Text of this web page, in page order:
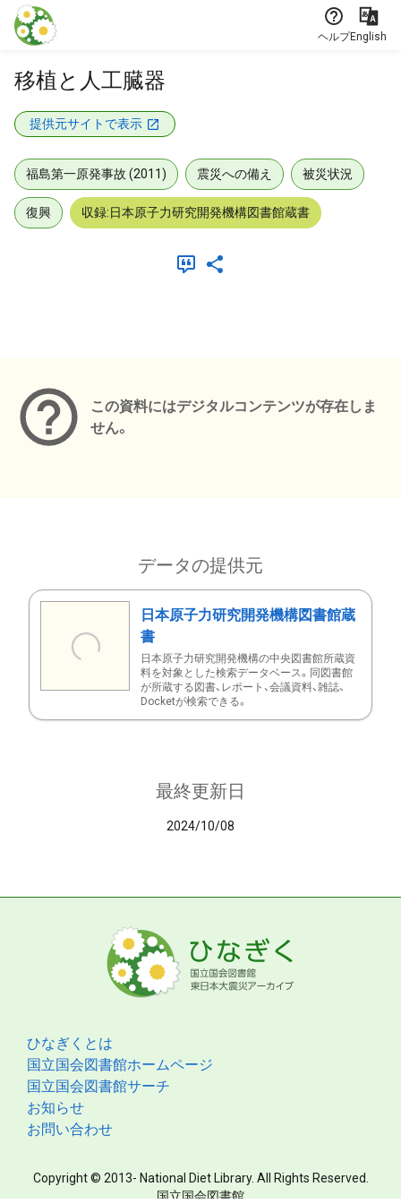
本文に飛ぶ
ヘルプEnglish
移植と人工臓器
提供元サイトで表示
福島第一原発事故 (2011) 震災への備え 被災状況
復興 収録:日本原子力研究開発機構図書館蔵書
この資料にはデジタルコンテンツが存在しま
せん。
データの提供元
日本原子力研究開発機構図書館蔵
書
日本原子力研究開発機構の中央図書館所蔵資
料を対象とした検索データベース。同図書館
が所蔵する図書、レポート、会議資料、雑誌、
Docketが検索できる。
最終更新日
2024/10/08
ひなぎくとは
国立国会図書館ホームページ
国立国会図書館サーチ
お知らせ
お問い合わせ
Copyright © 2013- National Diet Library. All Rights Reserved.